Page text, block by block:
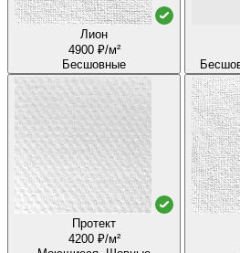
Лион
4900 ₽/м²
Бесшовные
Протект
4200 ₽/м²